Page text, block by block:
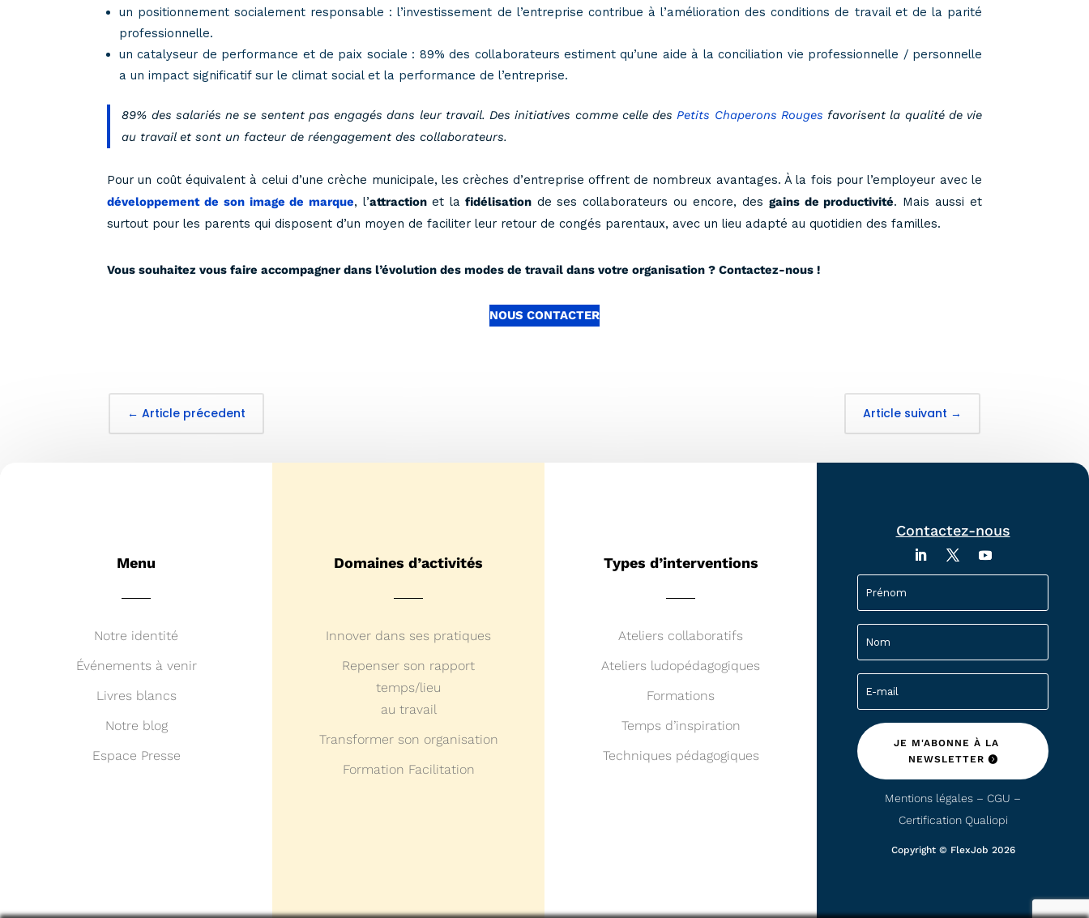
un positionnement socialement responsable : l’investissement de l’entreprise contribue à l’amélioration des conditions de travail et de la parité
professionnelle.
un catalyseur de performance et de paix sociale : 89% des collaborateurs estiment qu’une aide à la conciliation vie professionnelle / personnelle
a un impact significatif sur le climat social et la performance de l’entreprise.
89% des salariés ne se sentent pas engagés dans leur travail. Des initiatives comme celle desPetits Chaperons Rouges favorisent la qualité de vie
au travail et sont un facteur de réengagement des collaborateurs.
Pour un coût équivalent à celui d’une crèche municipale, les crèches d’entreprise offrent de nombreux avantages. À la fois pour l’employeur avec le
développement de son image de marque, l’attractionet la fidélisationde ses collaborateurs ou encore, des gains de productivité. Mais aussi et
surtout pour les parents qui disposent d’un moyen de faciliter leur retour de congés parentaux, avec un lieu adapté au quotidien des familles.
Vous souhaitez vous faire accompagner dans l’évolution des modes de travail dans votre organisation ? Contactez-nous !
NOUS CONTACTER
←Article précedent Article suivant →
Menu
Notre identité
Événements à venir
Livres blancs
Notre blog
Espace Presse
Domaines d’activités
Innover dans ses pratiques
Repenser son rapport
temps/lieu
au travail
Transformer son organisation
Formation Facilitation
Types d’interventions
Ateliers collaboratifs
Ateliers ludopédagogiques
Formations
Temps d’inspiration
Techniques pédagogiques
Contactez-nous
JE M'ABONNE À LA
NEWSLETTER
Mentions légales – CGU –
Certification Qualiopi
Copyright © FlexJob 2026